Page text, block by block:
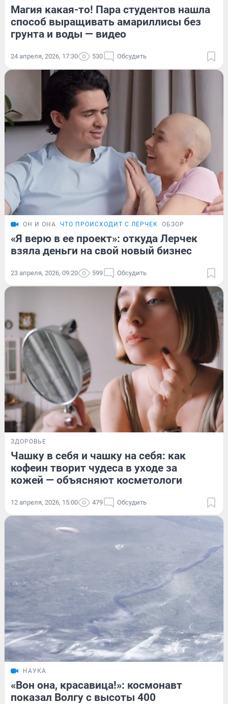
Магия какая-то! Пара студентов нашла
способ выращивать амариллисы без
грунта и воды — видео
24 апреля, 2026, 17:30 530 Обсудить
ОН И ОНА ЧТО ПРОИСХОДИТ С ЛЕРЧЕК ОБЗОР
«Я верю в ее проект»: откуда Лерчек
взяла деньги на свой новый бизнес
23 апреля, 2026, 09:20 599 Обсудить
ЗДОРОВЬЕ
Чашку в себя и чашку на себя: как
кофеин творит чудеса в уходе за
кожей — объясняют косметологи
12 апреля, 2026, 15:00 479 Обсудить
НАУКА
«Вон она, красавица!»: космонавт
показал Волгу с высоты 400